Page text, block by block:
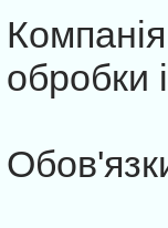
обробки